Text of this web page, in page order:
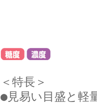
＜特長＞
●見易い目盛と軽